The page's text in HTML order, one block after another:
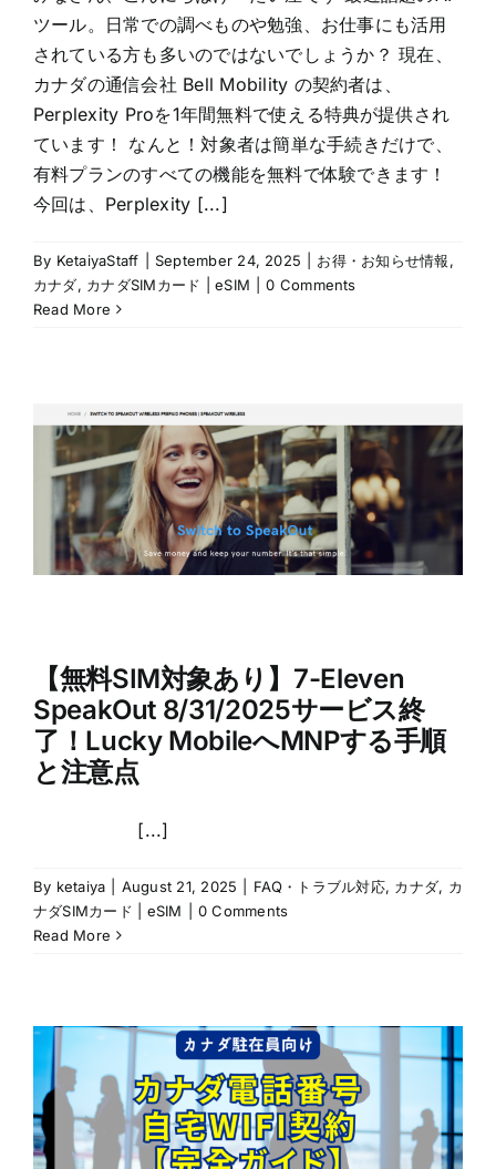
ツール。日常での調べものや勉強、お仕事にも活用
されている方も多いのではないでしょうか？ 現在、
カナダの通信会社 Bell Mobility の契約者は、
Perplexity Proを1年間無料で使える特典が提供され
ています！ なんと！対象者は簡単な手続きだけで、
有料プランのすべての機能を無料で体験できます！
今回は、Perplexity [...]
By KetaiyaStaff September 24, 2025 お得・お知らせ情報,
カナダ, カナダSIMカード | eSIM
0 Comments
Read More
【無料SIM対象あり】7-Eleven
SpeakOut 8/31/2025サービス終
了！Lucky MobileへMNPする手順
と注意点
[...]
By ketaiya August 21, 2025 FAQ・トラブル対応, カナダ, カ
ナダSIMカード | eSIM
0 Comments
Read More